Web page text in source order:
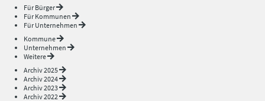
Für Bürger
Für Kommunen
Für Unternehmen
Kommune
Unternehmen
Weitere
Archiv 2025
Archiv 2024
Archiv 2023
Archiv 2022